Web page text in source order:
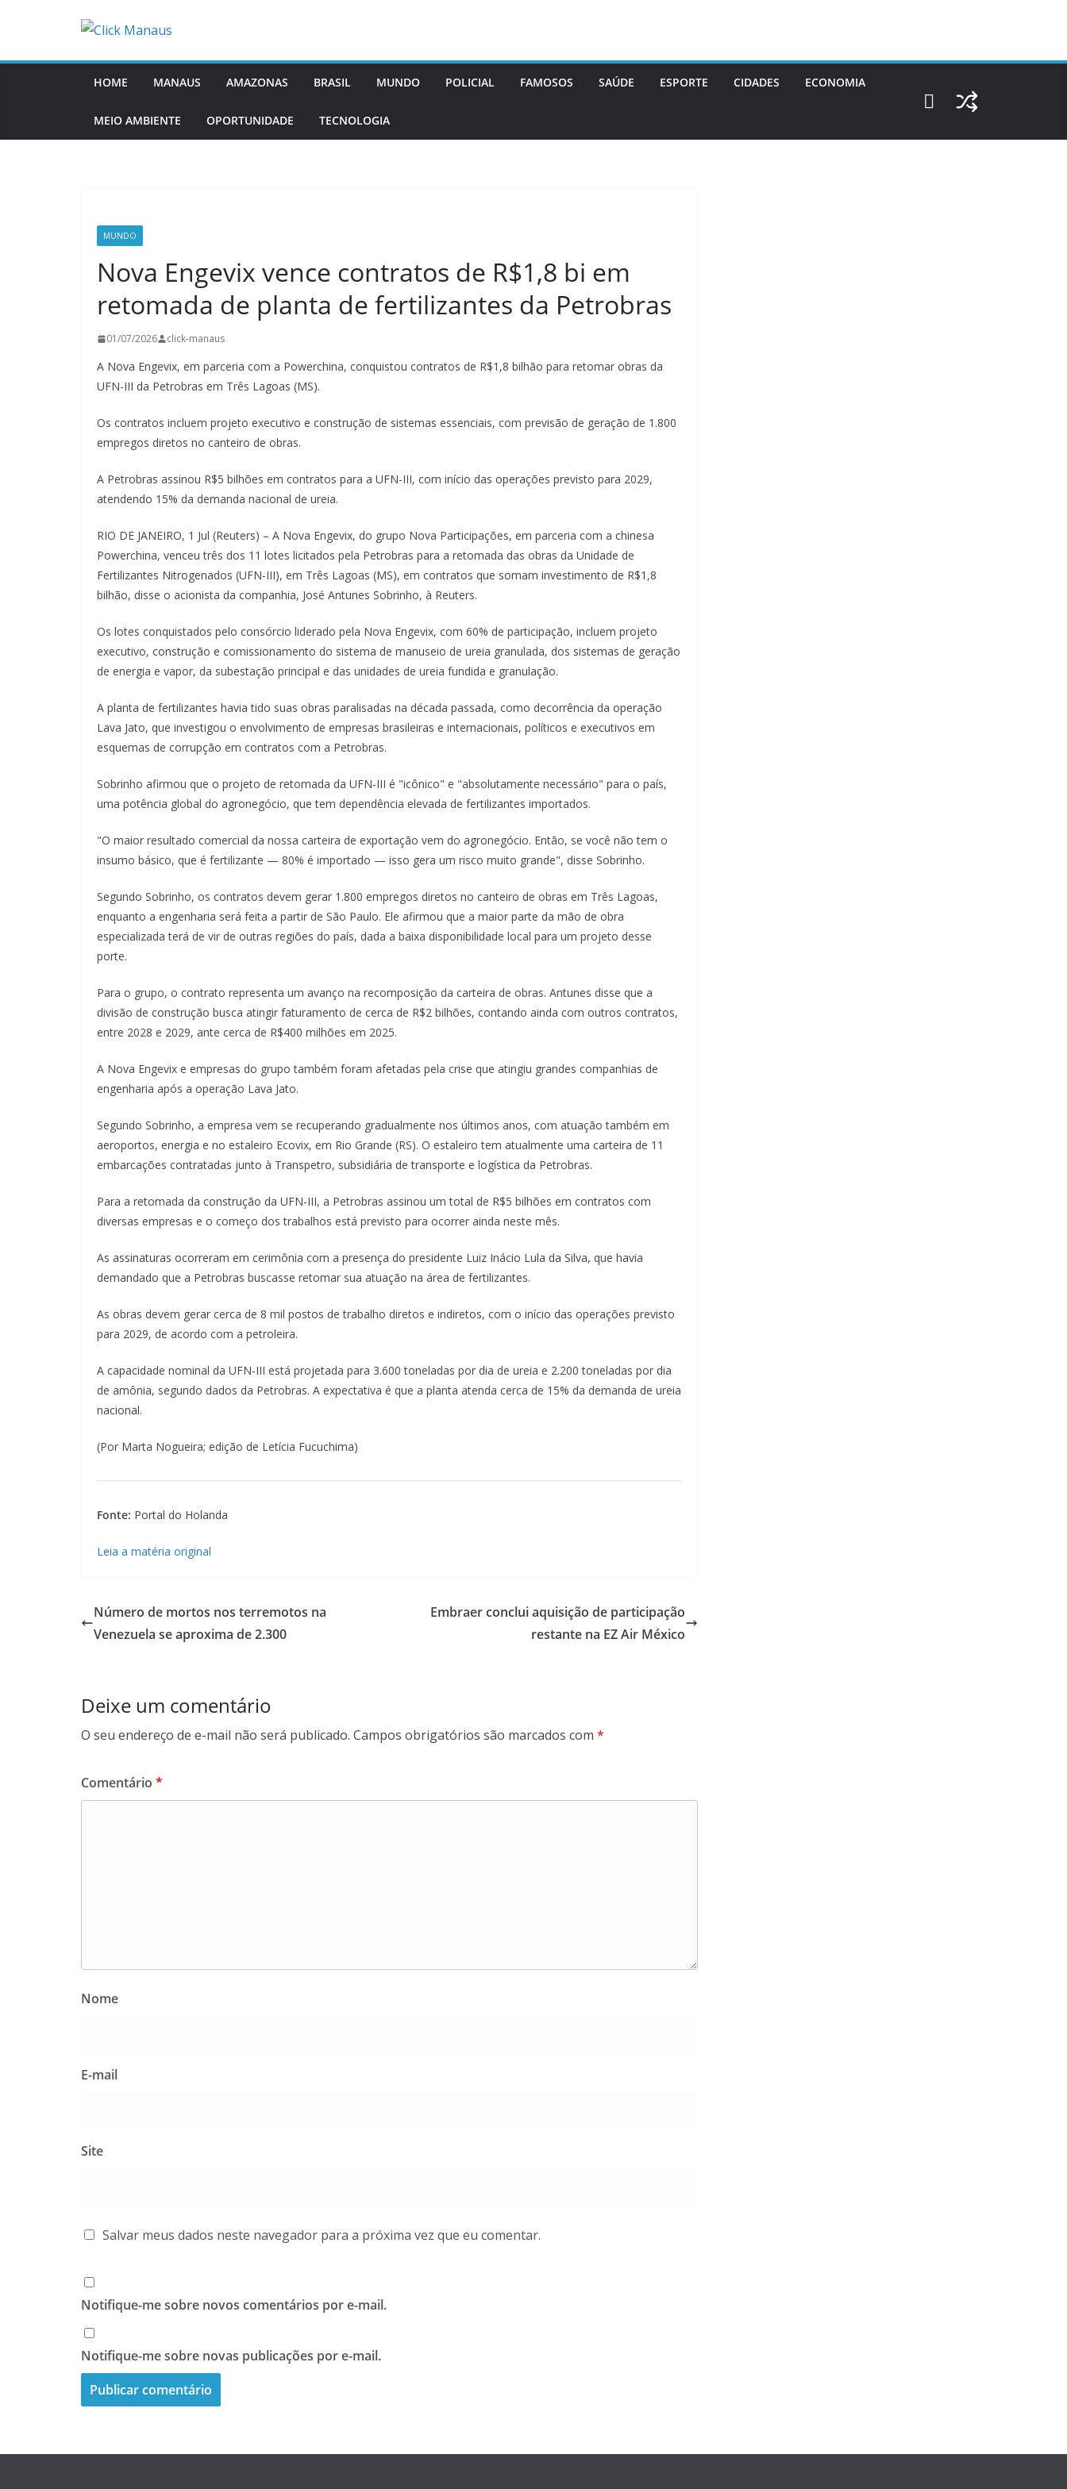
HOME MANAUS AMAZONAS BRASIL MUNDO POLICIAL FAMOSOS SAÚDE ESPORTE CIDADES ECONOMIA
MEIO AMBIENTE OPORTUNIDADE TECNOLOGIA
MUNDO
Nova Engevix vence contratos de R$1,8 bi em
retomada de planta de fertilizantes da Petrobras
01/07/2026 click-manaus
A Nova Engevix, em parceria com a Powerchina, conquistou contratos de R$1,8 bilhão para retomar obras da
UFN-III da Petrobras em Três Lagoas (MS).
Os contratos incluem projeto executivo e construção de sistemas essenciais, com previsão de geração de 1.800
empregos diretos no canteiro de obras.
A Petrobras assinou R$5 bilhões em contratos para a UFN-III, com início das operações previsto para 2029,
atendendo 15% da demanda nacional de ureia.
RIO DE JANEIRO, 1 Jul (Reuters) – A Nova Engevix, do grupo Nova Participações, em parceria com a chinesa
Powerchina, venceu três dos 11 lotes licitados pela Petrobras para a retomada das obras da Unidade de
Fertilizantes Nitrogenados (UFN-III), em Três Lagoas (MS), em contratos que somam investimento de R$1,8
bilhão, disse o acionista da companhia, José Antunes Sobrinho, à Reuters.
Os lotes conquistados pelo consórcio liderado pela Nova Engevix, com 60% de participação, incluem projeto
executivo, construção e comissionamento do sistema de manuseio de ureia granulada, dos sistemas de geração
de energia e vapor, da subestação principal e das unidades de ureia fundida e granulação.
A planta de fertilizantes havia tido suas obras paralisadas na década passada, como decorrência da operação
Lava Jato, que investigou o envolvimento de empresas brasileiras e internacionais, políticos e executivos em
esquemas de corrupção em contratos com a Petrobras.
Sobrinho afirmou que o projeto de retomada da UFN-III é "icônico" e "absolutamente necessário" para o país,
uma potência global do agronegócio, que tem dependência elevada de fertilizantes importados.
"O maior resultado comercial da nossa carteira de exportação vem do agronegócio. Então, se você não tem o
insumo básico, que é fertilizante — 80% é importado — isso gera um risco muito grande", disse Sobrinho.
Segundo Sobrinho, os contratos devem gerar 1.800 empregos diretos no canteiro de obras em Três Lagoas,
enquanto a engenharia será feita a partir de São Paulo. Ele afirmou que a maior parte da mão de obra
especializada terá de vir de outras regiões do país, dada a baixa disponibilidade local para um projeto desse
porte.
Para o grupo, o contrato representa um avanço na recomposição da carteira de obras. Antunes disse que a
divisão de construção busca atingir faturamento de cerca de R$2 bilhões, contando ainda com outros contratos,
entre 2028 e 2029, ante cerca de R$400 milhões em 2025.
A Nova Engevix e empresas do grupo também foram afetadas pela crise que atingiu grandes companhias de
engenharia após a operação Lava Jato.
Segundo Sobrinho, a empresa vem se recuperando gradualmente nos últimos anos, com atuação também em
aeroportos, energia e no estaleiro Ecovix, em Rio Grande (RS). O estaleiro tem atualmente uma carteira de 11
embarcações contratadas junto à Transpetro, subsidiária de transporte e logística da Petrobras.
Para a retomada da construção da UFN-III, a Petrobras assinou um total de R$5 bilhões em contratos com
diversas empresas e o começo dos trabalhos está previsto para ocorrer ainda neste mês.
As assinaturas ocorreram em cerimônia com a presença do presidente Luiz Inácio Lula da Silva, que havia
demandado que a Petrobras buscasse retomar sua atuação na área de fertilizantes.
As obras devem gerar cerca de 8 mil postos de trabalho diretos e indiretos, com o início das operações previsto
para 2029, de acordo com a petroleira.
A capacidade nominal da UFN-III está projetada para 3.600 toneladas por dia de ureia e 2.200 toneladas por dia
de amônia, segundo dados da Petrobras. A expectativa é que a planta atenda cerca de 15% da demanda de ureia
nacional.
(Por Marta Nogueira; edição de Letícia Fucuchima)
Fonte: Portal do Holanda
Leia a matéria original
Número de mortos nos terremotos na
Venezuela se aproxima de 2.300
Embraer conclui aquisição de participação
restante na EZ Air México
Deixe um comentário
O seu endereço de e-mail não será publicado. Campos obrigatórios são marcados com *
Comentário *
Nome
E-mail
Site
Salvar meus dados neste navegador para a próxima vez que eu comentar.
Notifique-me sobre novos comentários por e-mail.
Notifique-me sobre novas publicações por e-mail.